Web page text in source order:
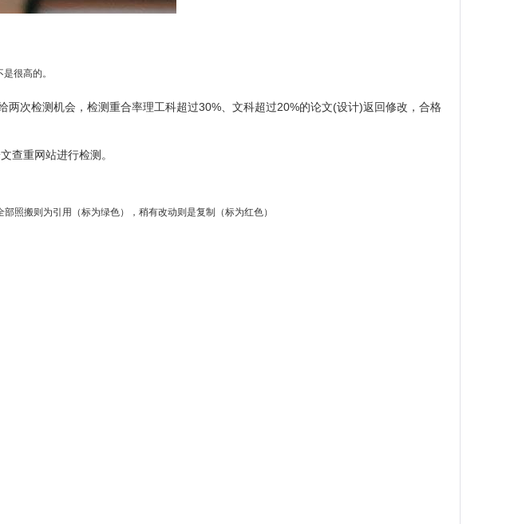
很高的。
次检测机会，检测重合率理工科超过30%、文科超过20%的论文(设计)返回修改，合格
查重网站进行检测。
照搬则为引用（标为绿色），稍有改动则是复制（标为红色）